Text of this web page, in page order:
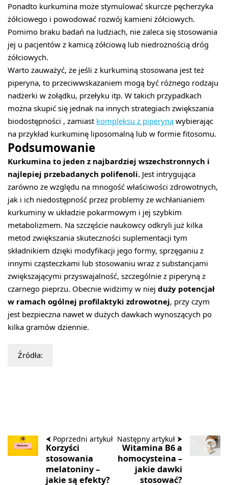
Ponadto kurkumina może stymulować skurcze pęcherzyka
żółciowego i powodować rozwój kamieni żółciowych.
Pomimo braku badań na ludziach, nie zaleca się stosowania
jej u pacjentów z kamicą żółciową lub niedrożnością dróg
żółciowych.
Warto zauważyć, że jeśli z kurkuminą stosowana jest też
piperyna, to przeciwwskazaniem mogą być różnego rodzaju
nadżerki w żołądku, przełyku itp. W takich przypadkach
można skupić się jednak na innych strategiach zwiększania
biodostępności , zamiast kompleksu z piperyną wybierając
na przykład kurkuminę liposomalną lub w formie fitosomu.
Podsumowanie
Kurkumina to jeden z najbardziej wszechstronnych i
najlepiej przebadanych polifenoli. Jest intrygująca
zarówno ze względu na mnogość właściwości zdrowotnych,
jak i ich niedostępność przez problemy ze wchłanianiem
kurkuminy w układzie pokarmowym i jej szybkim
metabolizmem. Na szczęście naukowcy odkryli już kilka
metod zwiększania skuteczności suplementacji tym
składnikiem dzięki modyfikacji jego formy, sprzęganiu z
innymi cząsteczkami lub stosowaniu wraz z substancjami
zwiększającymi przyswajalność, szczególnie z piperyną z
czarnego pieprzu. Obecnie widzimy w niej duży potencjał
w ramach ogólnej profilaktyki zdrowotnej, przy czym
jest bezpieczna nawet w dużych dawkach wynoszących po
kilka gramów dziennie.
Źródła:
⮜ Poprzedni artykuł
Korzyści
stosowania
melatoniny –
jakie są efekty?
Następny artykuł ⮞
Witamina B6 a
homocysteina –
jakie dawki
stosować?